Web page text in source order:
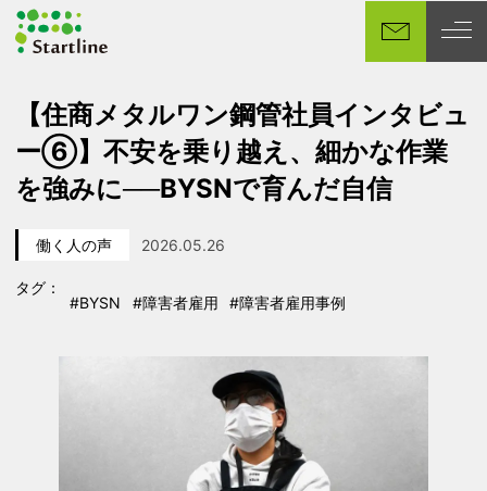
イ
へ
移
【住商メタルワン鋼管社員インタビュ
ー⑥】不安を乗り越え、細かな作業
を強みに──BYSNで育んだ自信
カテゴリー
働く人の声
投稿日
2026.05.26
タグ：
タグ
#BYSN
タグ
#障害者雇用
タグ
#障害者雇用事例